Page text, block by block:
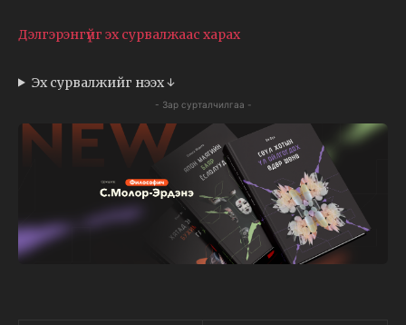
Дэлгэрэнгүйг эх сурвалжаас харах
Эх сурвалжийг нээх ↓
- Зар сурталчилгаа -